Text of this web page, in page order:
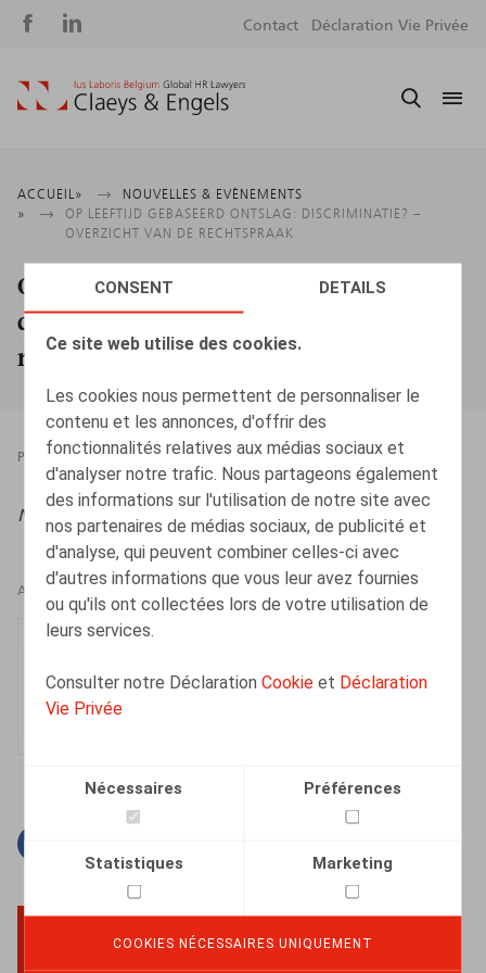
CONSENT DETAILS
Ce site web utilise des cookies.
Les cookies nous permettent de personnaliser le
contenu et les annonces, d'offrir des
fonctionnalités relatives aux médias sociaux et
d'analyser notre trafic. Nous partageons également
des informations sur l'utilisation de notre site avec
nos partenaires de médias sociaux, de publicité et
d'analyse, qui peuvent combiner celles-ci avec
d'autres informations que vous leur avez fournies
ou qu'ils ont collectées lors de votre utilisation de
leurs services.
Consulter notre DéclarationCookie et Déclaration
Vie Privée
Nécessaires Préférences
Statistiques Marketing
COOKIES NÉCESSAIRES UNIQUEMENT
Social
Contact Déclaration Vie Privée
Fil
d'Ariane
ACCUEIL
NOUVELLES & EVÈNEMENTS
OP LEEFTIJD GEBASEERD ONTSLAG: DISCRIMINATIE? –
OVERZICHT VAN DE RECHTSPRAAK
Op leeftijd gebaseerd ontslag:
discriminatie? – Overzicht van de
rechtspraak
PRESSROOM 20.04.2026
Nieuwsbrief Ontslag , 2026, nr. 2, pp. 2 - 8
AUTEURS